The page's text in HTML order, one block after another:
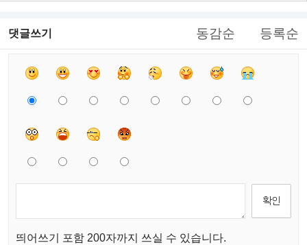
댓글쓰기 동감순 등록순
띄어쓰기 포함 200자까지 쓰실 수 있습니다.